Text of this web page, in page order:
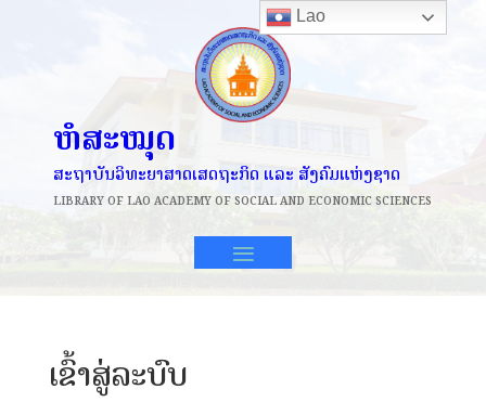
ຫໍສະໝຸດ
ສະຖາບັນວິທະຍາສາດເສດຖະກິດ ແລະ ສັງຄົມແຫ່ງຊາດ
LIBRARY OF LAO ACADEMY OF SOCIAL AND ECONOMIC SCIENCES
ເຂົ້າສູ່ລະບົບ
Lao